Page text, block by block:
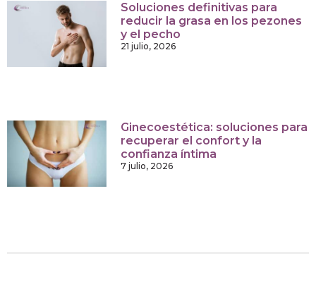
Soluciones definitivas para
reducir la grasa en los pezones
y el pecho
21 julio, 2026
Ginecoestética: soluciones para
recuperar el confort y la
confianza íntima
7 julio, 2026